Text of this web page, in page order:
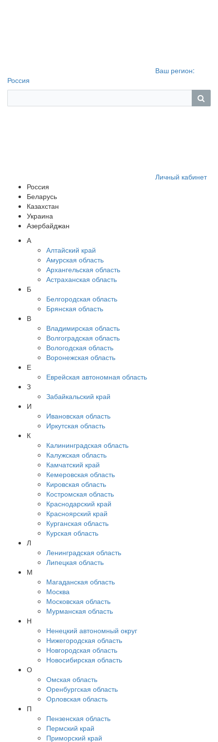
Ваш регион:
Россия
Личный кабинет
Россия
Беларусь
Казахстан
Украина
Азербайджан
А
Алтайский край
Амурская область
Архангельская область
Астраханская область
Б
Белгородская область
Брянская область
В
Владимирская область
Волгоградская область
Вологодская область
Воронежская область
Е
Еврейская автономная область
З
Забайкальский край
И
Ивановская область
Иркутская область
К
Калининградская область
Калужская область
Камчатский край
Кемеровская область
Кировская область
Костромская область
Краснодарский край
Красноярский край
Курганская область
Курская область
Л
Ленинградская область
Липецкая область
М
Магаданская область
Москва
Московская область
Мурманская область
Н
Ненецкий автономный округ
Нижегородская область
Новгородская область
Новосибирская область
О
Омская область
Оренбургская область
Орловская область
П
Пензенская область
Пермский край
Приморский край